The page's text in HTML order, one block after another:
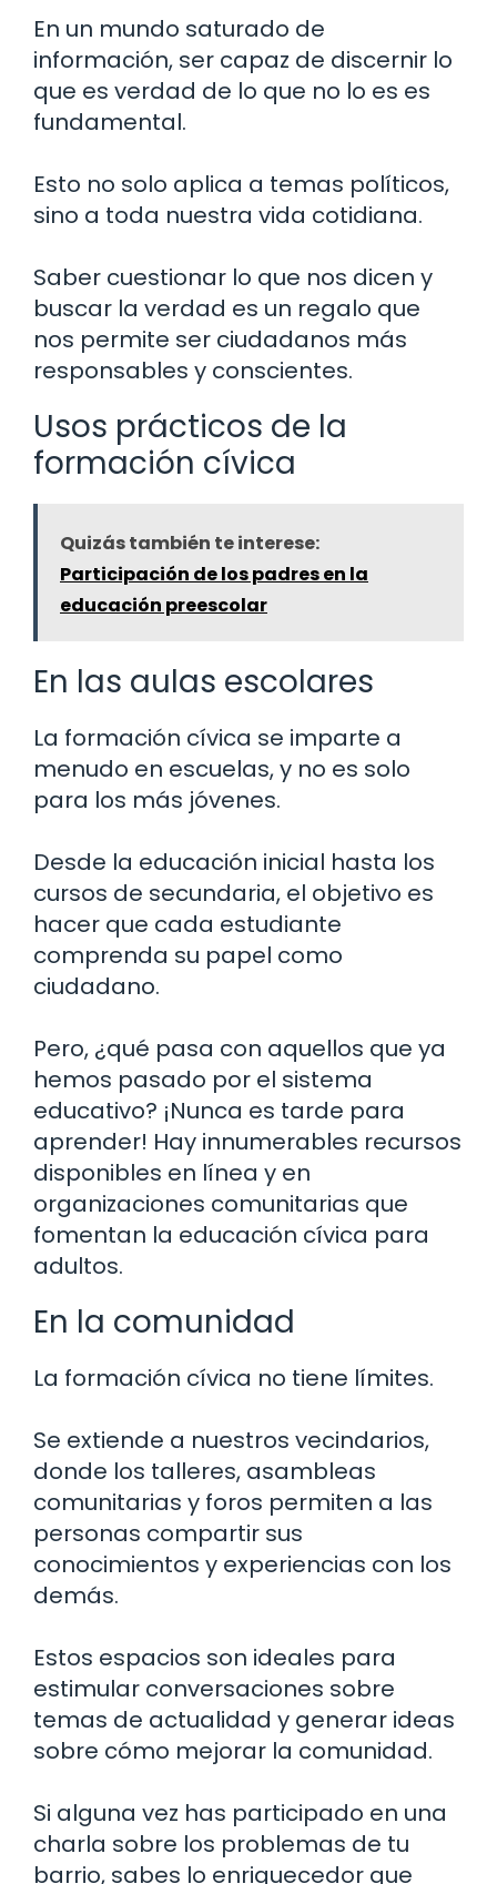
En un mundo saturado de
información, ser capaz de discernir lo
que es verdad de lo que no lo es es
fundamental.
Esto no solo aplica a temas políticos,
sino a toda nuestra vida cotidiana.
Saber cuestionar lo que nos dicen y
buscar la verdad es un regalo que
nos permite ser ciudadanos más
responsables y conscientes.
Usos prácticos de la
formación cívica
Quizás también te interese:
Participación de los padres en la
educación preescolar
En las aulas escolares
La formación cívica se imparte a
menudo en escuelas, y no es solo
para los más jóvenes.
Desde la educación inicial hasta los
cursos de secundaria, el objetivo es
hacer que cada estudiante
comprenda su papel como
ciudadano.
Pero, ¿qué pasa con aquellos que ya
hemos pasado por el sistema
educativo? ¡Nunca es tarde para
aprender! Hay innumerables recursos
disponibles en línea y en
organizaciones comunitarias que
fomentan la educación cívica para
adultos.
En la comunidad
La formación cívica no tiene límites.
Se extiende a nuestros vecindarios,
donde los talleres, asambleas
comunitarias y foros permiten a las
personas compartir sus
conocimientos y experiencias con los
demás.
Estos espacios son ideales para
estimular conversaciones sobre
temas de actualidad y generar ideas
sobre cómo mejorar la comunidad.
Si alguna vez has participado en una
charla sobre los problemas de tu
barrio, sabes lo enriquecedor que